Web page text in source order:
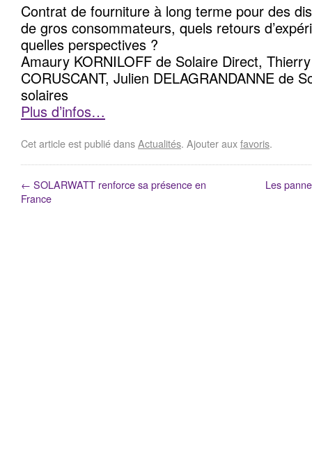
Contrat de fourniture à long terme pour des
de gros consommateurs, quels retours
quelles perspectives ?
Amaury KORNILOFF de Solaire Direct,
CORUSCANT, Julien DELAGRANDANNE de
solaires
Plus d’infos…
Cet article est publié dansActualités. Ajouter auxfavoris.
← SOLARWATT renforce sa présence en
France
Les